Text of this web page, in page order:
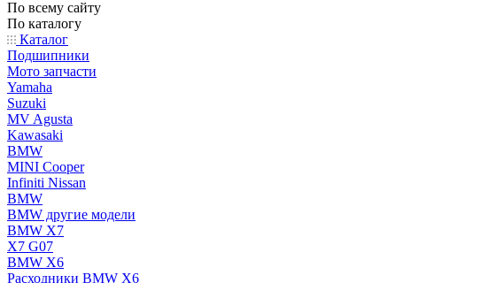
По всему сайту
По каталогу
Каталог
Подшипники
Мото запчасти
Yamaha
Suzuki
MV Agusta
Kawasaki
BMW
MINI Cooper
Infiniti Nissan
BMW
BMW другие модели
BMW X7
X7 G07
BMW X6
Расходники BMW X6